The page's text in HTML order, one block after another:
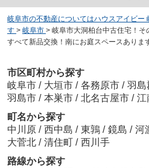
岐阜市の不動産についてはハウスアイビー
す > 岐阜市 > 岐阜市大洞柏台中古住宅！そ
すべて新品交換！南にお庭スペースありま
市区町村から探す
岐阜市 / 大垣市 / 各務原市 / 羽島
羽島市 / 本巣市 / 北名古屋市 / 江
町名から探す
中川原 / 西中島 / 東鶉 / 鏡島 / 河
大菅北 / 清住町 / 西川手
路線から探す